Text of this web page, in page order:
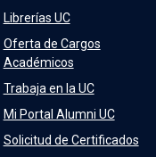
Librerías UC
Oferta de Cargos
Académicos
Trabaja en la UC
Mi Portal Alumni UC
Solicitud de Certificados